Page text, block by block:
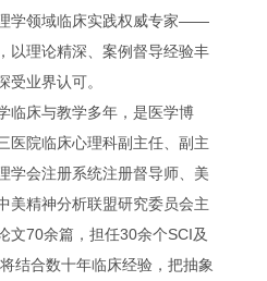
学领域临床实践权威专家——
以理论精深、案例督导经验丰
受业界认可。
临床与教学多年，是医学博
医院临床心理科副主任、副主
学会注册系统注册督导师、美
美精神分析联盟研究委员会主
文70余篇，担任30余个SCI及
结合数十年临床经验，把抽象